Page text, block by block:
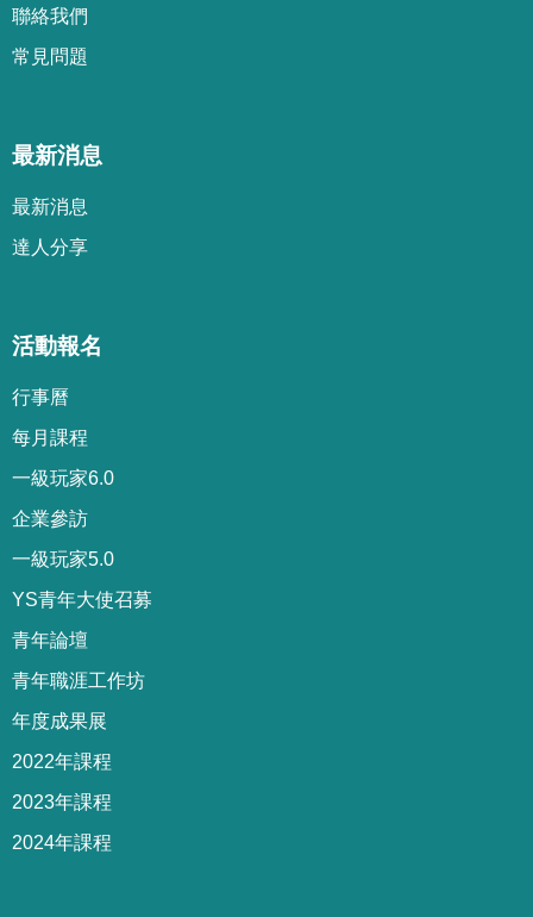
聯絡我們
常見問題
最新消息
最新消息
達人分享
活動報名
行事曆
每月課程
一級玩家6.0
企業參訪
一級玩家5.0
YS青年大使召募
青年論壇
青年職涯工作坊
年度成果展
2022年課程
2023年課程
2024年課程